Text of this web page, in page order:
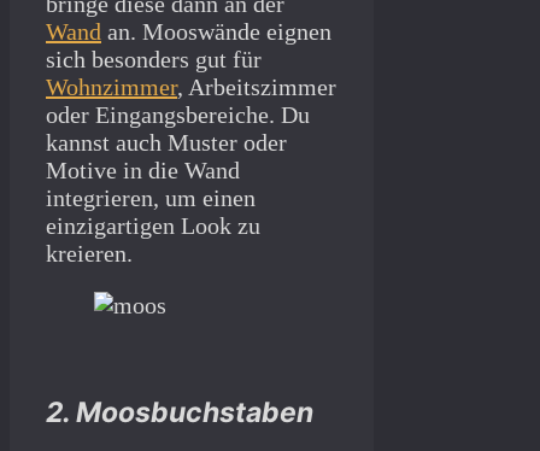
Wand an. Mooswände eignen
sich besonders gut für
Wohnzimmer, Arbeitszimmer
oder Eingangsbereiche. Du
kannst auch Muster oder
Motive in die Wand
integrieren, um einen
einzigartigen Look zu
kreieren.
2. Moosbuchstaben